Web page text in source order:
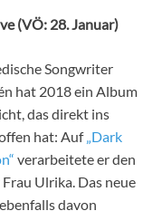
(VÖ: 28. Januar)
Songwriter
hat 2018 ein Album
das direkt ins
hat: Auf„Dark
verarbeitete er den
Frau Ulrika. Das neue
davon